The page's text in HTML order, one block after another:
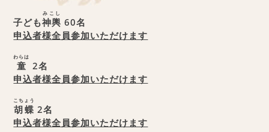
子ども神輿
みこし
60名
申込者様全員参加いただけます
童
わらは
2名
申込者様全員参加いただけます
胡蝶
こちょう
2名
申込者様全員参加いただけます